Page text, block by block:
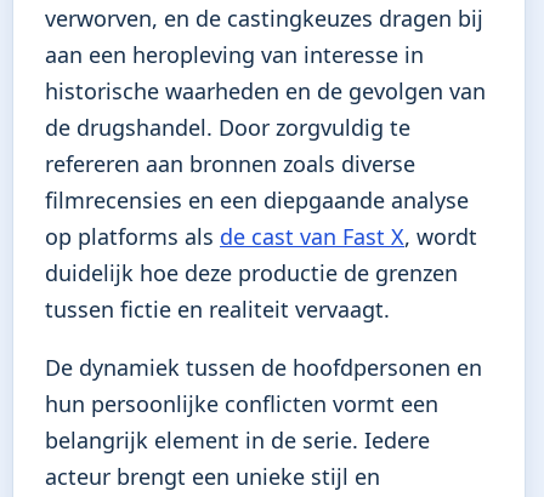
verworven, en de castingkeuzes dragen bij
aan een heropleving van interesse in
historische waarheden en de gevolgen van
de drugshandel. Door zorgvuldig te
refereren aan bronnen zoals diverse
filmrecensies en een diepgaande analyse
op platforms als de cast van Fast X, wordt
duidelijk hoe deze productie de grenzen
tussen fictie en realiteit vervaagt.
De dynamiek tussen de hoofdpersonen en
hun persoonlijke conflicten vormt een
belangrijk element in de serie. Iedere
acteur brengt een unieke stijl en